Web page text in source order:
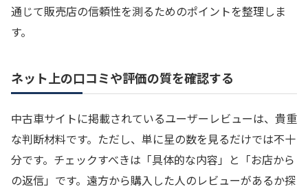
通じて販売店の信頼性を測るためのポイントを整理しま
す。
ネット上の口コミや評価の質を確認する
中古車サイトに掲載されているユーザーレビューは、貴重
な判断材料です。ただし、単に星の数を見るだけでは不十
分です。チェックすべきは「具体的な内容」と「お店から
の返信」です。遠方から購入した人のレビューがあるか探